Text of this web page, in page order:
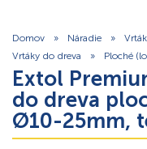
Domov » Náradie »
Vrtáky do dreva
» Ploché
Extol
do dreva
Ø10-25mm,